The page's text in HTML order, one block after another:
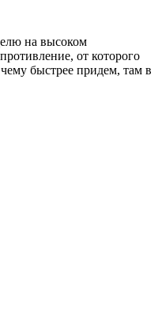
на высоком
от которого
быстрее придем, там в